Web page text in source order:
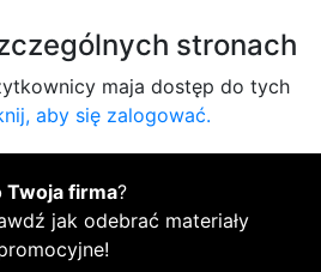
stronach
maja dostęp do tych
aby się zalogować.
Twoja firma?
jak odebrać materiały